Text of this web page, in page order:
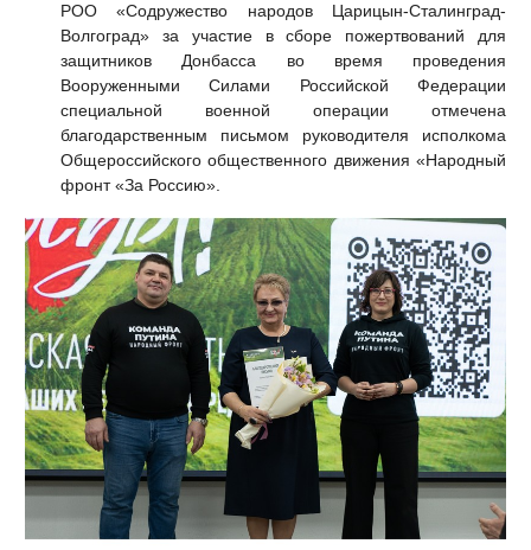
РОО «Содружество народов Царицын-Сталинград-
Волгоград» за участие в сборе пожертвований для
защитников Донбасса во время проведения
Вооруженными Силами Российской Федерации
специальной военной операции отмечена
благодарственным письмом руководителя исполкома
Общероссийского общественного движения «Народный
фронт «За Россию».